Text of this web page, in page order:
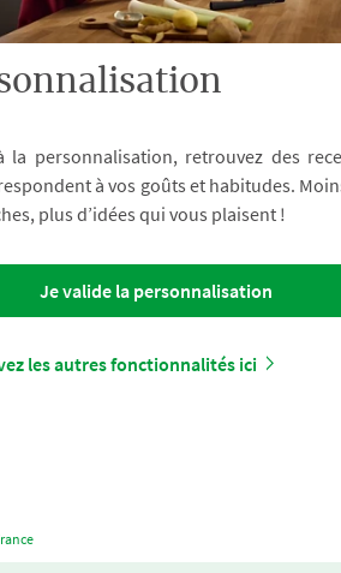
la personnalisation, retrouvez des
à vos goûts et habitudes.
plus d’idées qui vous plaisent !
Je valide la personnalisation
les autres fonctionnalités ici